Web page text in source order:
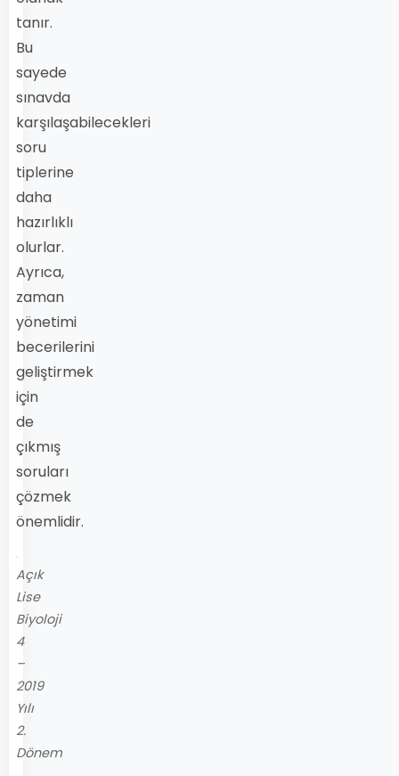
tanır.
Bu
sayede
sınavda
karşılaşabilecekleri
soru
tiplerine
daha
hazırlıklı
olurlar.
Ayrıca,
zaman
yönetimi
becerilerini
geliştirmek
için
de
çıkmış
soruları
çözmek
önemlidir.
Açık
Lise
Biyoloji
4
–
2019
Yılı
2.
Dönem